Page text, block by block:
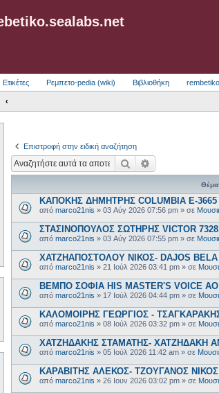
Ετικέτες Ρεμπετο-pedia (wiki) Βιβλιοθήκη
Επιστροφή στην ειδική αναζήτηση
Αναζήτηση
ΚΑΠΟΚΗΣ ΔΗΜΗΤΡΗΣ COLUMBIA E-3665
από marco21nis » 03 Αύγ 2026 07:56 pm » σε
ΣΤΑΣΙΝΟΠΟΥΛΟΣ ΣΩΤΗΡΗΣ VICTOR
από marco21nis » 03 Αύγ 2026 07:55 pm » σε
ΧΑΤΖΗΑΠΟΣΤΟΛΟΥ ΝΙΚΟΣ- DAJOS BELA -
από marco21nis » 21 Ιούλ 2026 03:41 pm » σε
ΒΕΜΠΟ ΣΟΦΙΑ HIS MASTER'S VOICE AO
από marco21nis » 17 Ιούλ 2026 04:44 pm » σε
ΚΑΛΟΜΟΙΡΗΣ ΓΕΩΡΓΙΟΣ -
από marco21nis » 08 Ιούλ 2026 03:32 pm » σε
ΧΑΤΖΗΔΑΚΗΣ ΣΤΑΜΑΤΗΣ- ΧΑΤΖΗΔΑΚΗ
από marco21nis » 05 Ιούλ 2026 11:42 am » σε
ΚΑΡΑΒΙΤΗΣ ΑΛΕΚΟΣ- ΤΖΟΥΓΑΝΟΣ ΝΙΚΟΣ
από marco21nis » 26 Ιουν 2026 03:02 pm » σε